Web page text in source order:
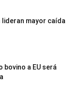
mayor caída
bovino a EU será